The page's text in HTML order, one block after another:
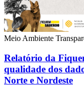
Meio Ambiente
Relatório da
qualidade dos
Norte e Nordeste